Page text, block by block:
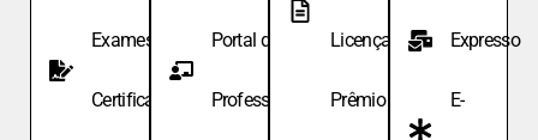
Exames de
Certificação
Portal do
Professor
Licença
Prêmio
Expresso
E-